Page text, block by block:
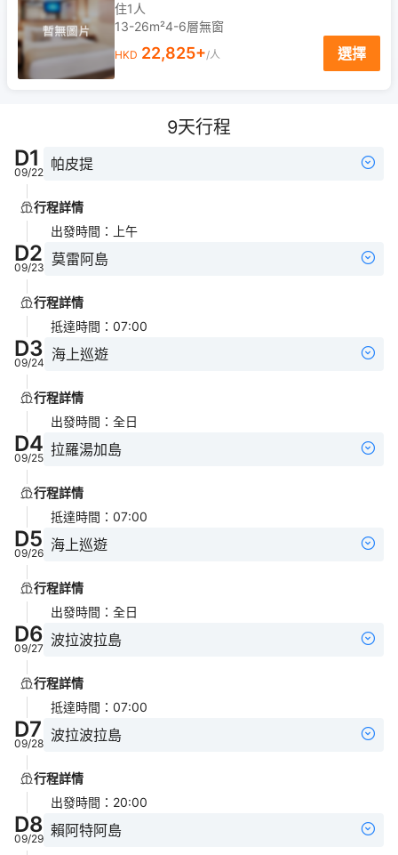
住1人
13-26m²4-6層無窗
HKD 22,825+/人 選擇
9天行程
D1
09/22 帕皮提
行程詳情
出發時間 ： 上午
D2
09/23 莫雷阿島
行程詳情
抵達時間 ： 07:00
D3
09/24 海上巡遊
行程詳情
出發時間 ： 全日
D4
09/25 拉羅湯加島
行程詳情
抵達時間 ： 07:00
D5
09/26 海上巡遊
行程詳情
出發時間 ： 全日
D6
09/27 波拉波拉島
行程詳情
抵達時間 ： 07:00
D7
09/28 波拉波拉島
行程詳情
出發時間 ： 20:00
D8
09/29 賴阿特阿島